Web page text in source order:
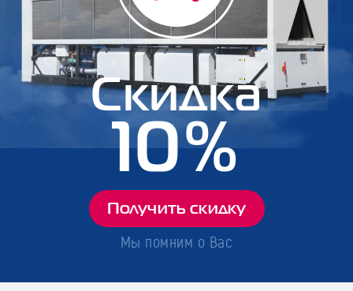
Мы помним о Вас
Скидка
10%
Получить скидку